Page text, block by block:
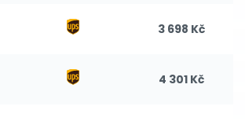
3 698 Kč
4 301 Kč